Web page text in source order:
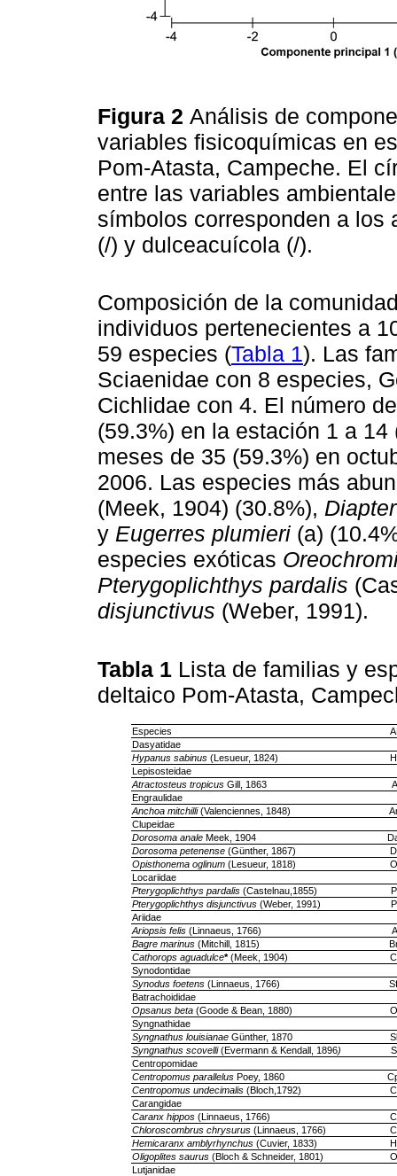
Figura 2 Análisis de
variables fisicoquímicas en
Pom-Atasta, Campeche. El
entre las variables
símbolos corresponden a los
(/) y dulceacuícola (/).
Composición de la
individuos pertenecientes a
59 especies (Tabla 1). Las
Sciaenidae con 8 especies,
Cichlidae con 4. El número
(59.3%) en la estación 1 a
meses de 35 (59.3%) en
2006. Las especies más
(Meek, 1904) (30.8%),
y Eugerres plumieri (a)
especies exóticas
Pterygoplichthys pardalis
disjunctivus (Weber, 1991).
Tabla 1 Lista de familias y
deltaico Pom-Atasta,
Especies
Dasyatidae
Hypanus sabinus(Lesueur, 1824)
Lepisosteidae
Atractosteus tropicusGill, 1863
Engraulidae
Anchoa mitchilli(Valenciennes, 1848)
Clupeidae
Dorosoma analeMeek, 1904
Dorosoma petenense(Günther, 1867)
Opisthonema oglinum(Lesueur, 1818)
Locariidae
Pterygoplichthys pardalis(Castelnau,1855)
Pterygoplichthys disjunctivus(Weber, 1991)
Ariidae
Ariopsis felis(Linnaeus, 1766)
Bagre marinus(Mitchill, 1815)
Cathorops aguadulce*(Meek, 1904)
Synodontidae
Synodus foetens(Linnaeus, 1766)
Batrachoididae
Opsanus beta(Goode & Bean, 1880)
Syngnathidae
Syngnathus louisianaeGünther, 1870
Syngnathus scovelli(Evermann & Kendall, 1896)
Centropomidae
Centropomus parallelusPoey, 1860
Centropomus undecimalis(Bloch,1792)
Carangidae
Caranx hippos(Linnaeus, 1766)
Chloroscombrus chrysurus(Linnaeus, 1766)
Hemicaranx amblyrhynchus(Cuvier, 1833)
Oligoplites saurus(Bloch & Schneider, 1801)
Lutjanidae